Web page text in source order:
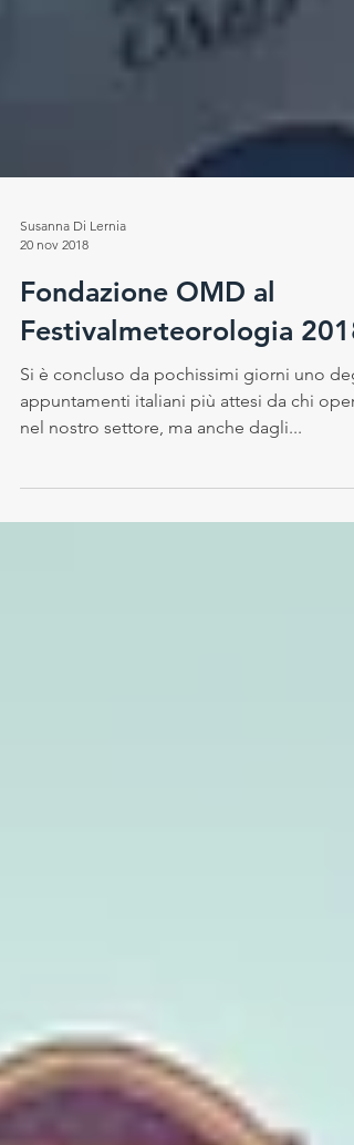
20 nov 2018
Fondazione OMD al
Festivalmeteorologia 2018
Si è concluso da pochissimi giorni uno
appuntamenti italiani più attesi da chi opera